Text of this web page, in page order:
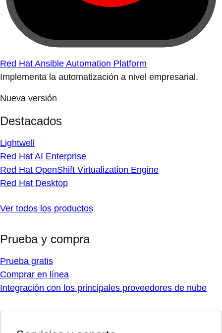
Red Hat Ansible Automation Platform
Implementa la automatización a nivel empresarial.
Nueva versión
Destacados
Lightwell
Red Hat AI Enterprise
Red Hat OpenShift Virtualization Engine
Red Hat Desktop
Ver todos los productos
Prueba y compra
Prueba gratis
Comprar en línea
Integración con los principales proveedores de nube